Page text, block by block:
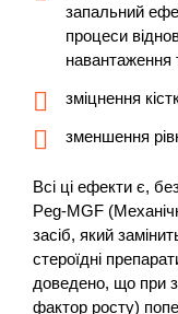
запальний
процеси
навантаження
зміцнення
зменшення
Всі ці ефекти є,
Peg-MGF
засіб, який
стероїдні
доведено, що при
фактор росту)